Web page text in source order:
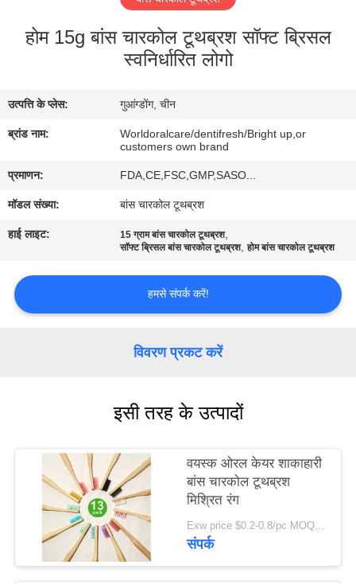
गुणवत्ता
नियंत्रण
संपर्क
करें
एक
उद्धरण
साइट
गोपनीयता
होम 15g बांस चारकोल टूथब्रश सॉफ्ट ब्रिसल
स्वनिर्धारित लोगो
उत्पत्ति के प्लेस: गुआंग्डोंग, चीन
ब्रांड नाम:
Worldoralcare/dentifresh/Bright up,or
customers own brand
प्रमाणन: FDA,CE,FSC,GMP,SASO...
मॉडल संख्या: बांस चारकोल टूथब्रश
हाई लाइट: 15 ग्राम बांस चारकोल टूथब्रश,
सॉफ्ट ब्रिसल बांस चारकोल टूथब्रश,होम बांस चारकोल टूथब्रश
हमसे संपर्क करें!
विवरण प्रकट करें
इसी तरह के उत्पादों
वयस्क ओरल केयर शाकाहारी
बांस चारकोल टूथब्रश
मिश्रित रंग
Exw price $0.2-0.8/pc MOQ:100 पीसी
संपर्क